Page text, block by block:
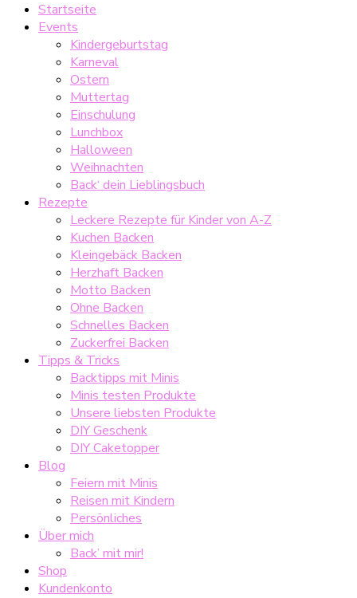
Startseite
Events
Kindergeburtstag
Karneval
Ostern
Muttertag
Einschulung
Lunchbox
Halloween
Weihnachten
Back‘ dein Lieblingsbuch
Rezepte
Leckere Rezepte für Kinder von A-Z
Kuchen Backen
Kleingebäck Backen
Herzhaft Backen
Motto Backen
Ohne Backen
Schnelles Backen
Zuckerfrei Backen
Tipps & Tricks
Backtipps mit Minis
Minis testen Produkte
Unsere liebsten Produkte
DIY Geschenk
DIY Caketopper
Blog
Feiern mit Minis
Reisen mit Kindern
Persönliches
Über mich
Back’ mit mir!
Shop
Kundenkonto